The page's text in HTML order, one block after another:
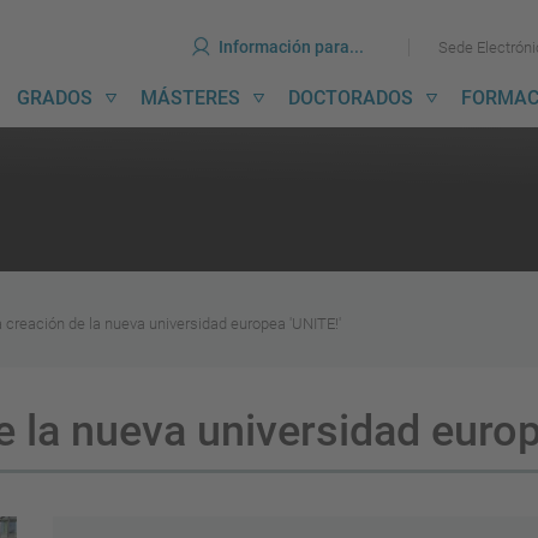
Ir
al
Ir
al
Información para... Sede
GRADOS MÁSTERES DOCTORADOS
creación de la nueva universidad europea 'UNITE!'
la nueva universidad